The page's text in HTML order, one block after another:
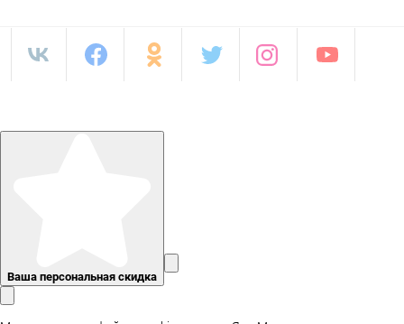
Ваша персональная скидка